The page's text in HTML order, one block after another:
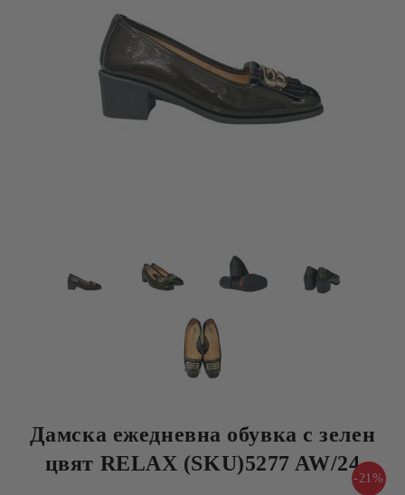
Дамска ежедневна обувка с зелен
цвят RELAX (SKU)5277 AW/24
-21%